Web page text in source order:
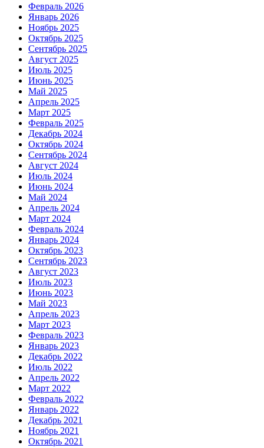
Февраль 2026
Январь 2026
Ноябрь 2025
Октябрь 2025
Сентябрь 2025
Август 2025
Июль 2025
Июнь 2025
Май 2025
Апрель 2025
Март 2025
Февраль 2025
Декабрь 2024
Октябрь 2024
Сентябрь 2024
Август 2024
Июль 2024
Июнь 2024
Май 2024
Апрель 2024
Март 2024
Февраль 2024
Январь 2024
Октябрь 2023
Сентябрь 2023
Август 2023
Июль 2023
Июнь 2023
Май 2023
Апрель 2023
Март 2023
Февраль 2023
Январь 2023
Декабрь 2022
Июль 2022
Апрель 2022
Март 2022
Февраль 2022
Январь 2022
Декабрь 2021
Ноябрь 2021
Октябрь 2021